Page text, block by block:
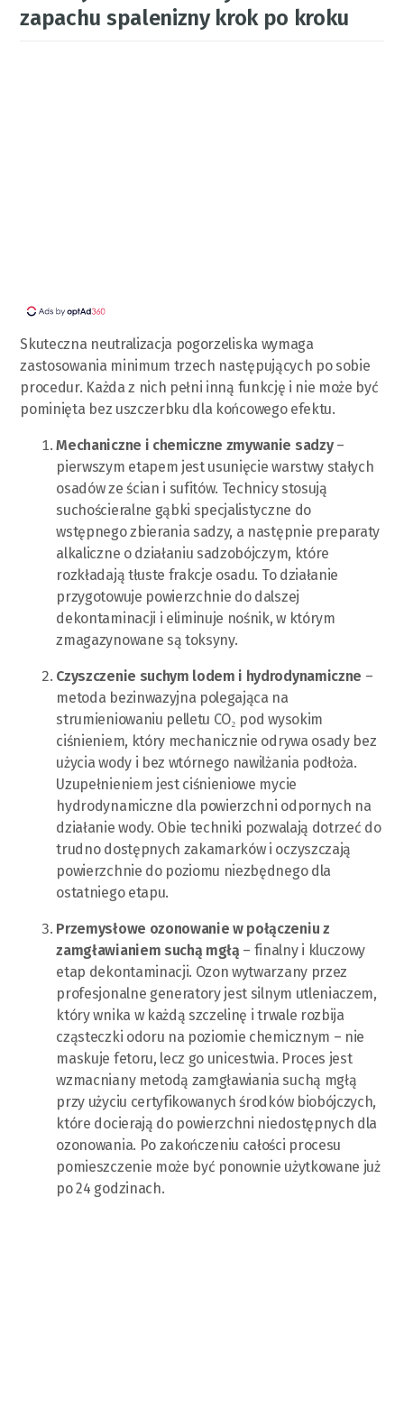
zapachu spalenizny krok po kroku
Skuteczna neutralizacja pogorzeliska wymaga
zastosowania minimum trzech następujących po sobie
procedur. Każda z nich pełni inną funkcję i nie może być
pominięta bez uszczerbku dla końcowego efektu.
Mechaniczne i chemiczne zmywanie sadzy–
pierwszym etapem jest usunięcie warstwy stałych
osadów ze ścian i sufitów. Technicy stosują
suchościeralne gąbki specjalistyczne do
wstępnego zbierania sadzy, a następnie preparaty
alkaliczne o działaniu sadzobójczym, które
rozkładają tłuste frakcje osadu. To działanie
przygotowuje powierzchnie do dalszej
dekontaminacji i eliminuje nośnik, w którym
zmagazynowane są toksyny.
Czyszczenie suchym lodem i hydrodynamiczne –
metoda bezinwazyjna polegająca na
strumieniowaniu pelletu CO₂ pod wysokim
ciśnieniem, który mechanicznie odrywa osady bez
użycia wody i bez wtórnego nawilżania podłoża.
Uzupełnieniem jest ciśnieniowe mycie
hydrodynamiczne dla powierzchni odpornych na
działanie wody. Obie techniki pozwalają dotrzeć do
trudno dostępnych zakamarków i oczyszczają
powierzchnie do poziomu niezbędnego dla
ostatniego etapu.
Przemysłowe ozonowanie w połączeniu z
zamgławianiem suchą mgłą – finalny i kluczowy
etap dekontaminacji. Ozon wytwarzany przez
profesjonalne generatory jest silnym utleniaczem,
który wnika w każdą szczelinę i trwale rozbija
cząsteczki odoru na poziomie chemicznym – nie
maskuje fetoru, lecz go unicestwia. Proces jest
wzmacniany metodą zamgławiania suchą mgłą
przy użyciu certyfikowanych środków biobójczych,
które docierają do powierzchni niedostępnych dla
ozonowania. Po zakończeniu całości procesu
pomieszczenie może być ponownie użytkowane już
po 24 godzinach.